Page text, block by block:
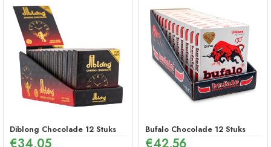
Diblong Chocolade 12 Stuks Bufalo Chocolade 12 Stuks